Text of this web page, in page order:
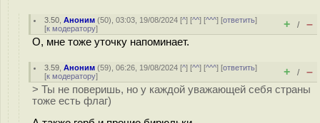
3.50 ,Аноним (50), 03:03, 19/08/2024 [^] [^^] [^^^] [ответить]
[к модератору] + / –
О, мне тоже уточку напоминает.
3.59 ,Аноним (59), 06:26, 19/08/2024 [^] [^^] [^^^] [ответить]
[к модератору] + / –
> Ты не поверишь, но у каждой уважающей себя страны
тоже есть флаг)